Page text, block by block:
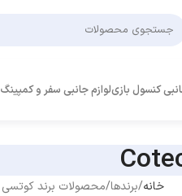
کنسول بازیلوازم جانبی سفر و کمپینگ
خانه برندها محصولات برند کوتسی Coteci